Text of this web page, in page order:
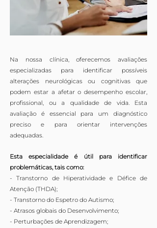
Na nossa clínica, oferecemos avaliações
especializadas para identificar possíveis
alterações neurológicas ou cognitivas que
podem estar a afetar o desempenho escolar,
profissional, ou a qualidade de vida. Esta
avaliação é essencial para um diagnóstico
preciso e para orientar intervenções
adequadas.
Esta especialidade é útil para identificar
problemáticas, tais como:
- Transtorno de Hiperatividade e Défice de
Atenção (THDA);
- Transtorno do Espetro do Autismo;
- Atrasos globais do Desenvolvimento;
- Perturbações de Aprendizagem;